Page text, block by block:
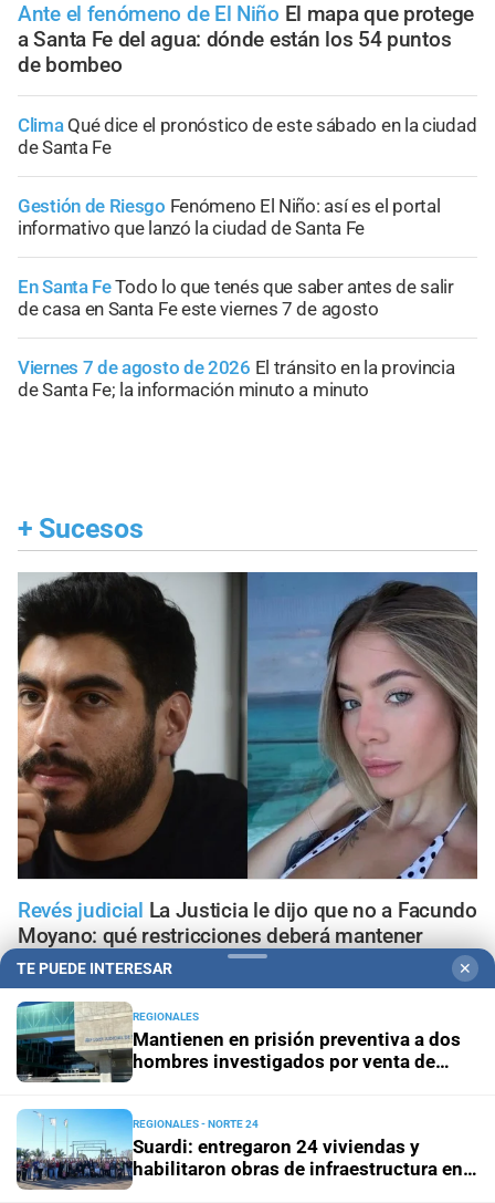
Ante el fenómeno de El Niño El mapa que protege
a Santa Fe del agua: dónde están los 54 puntos
de bombeo
Clima Qué dice el pronóstico de este sábado en la ciudad
de Santa Fe
Gestión de Riesgo Fenómeno El Niño: así es el portal
informativo que lanzó la ciudad de Santa Fe
En Santa FeTodo lo que tenés que saber antes de salir
de casa en Santa Fe este viernes 7 de agosto
Viernes 7 de agosto de 2026 El tránsito en la provincia
de Santa Fe; la información minuto a minuto
+ Sucesos
Revés judicial La Justicia le dijo que no a Facundo
Moyano: qué restricciones deberá mantener
Villa OcultaInvestigan la muerte de un hombre en la
ciudad de Santa Fe
Hay siete heridos
Chocaron un tren y un colectivo a
TribunalesPrisión preventiva para dos hermanos
acusados por un brutal asalto contra un adolescente en
TE PUEDE INTERESAR ✕
REGIONALES
Mantienen en prisión preventiva a dos
hombres investigados por venta de
REGIONALES - NORTE 24
Suardi: entregaron 24 viviendas y
habilitaron obras de infraestructura en